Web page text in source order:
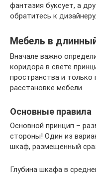
фантазия буксует, а
обратитесь к дизайнеру.
Мебель в
Вначале важно
коридора в свете
пространства и
расстановке мебели.
Основные правила
Основной принцип –
стороны! Один из
шкаф, размещенный
Глубина шкафа в